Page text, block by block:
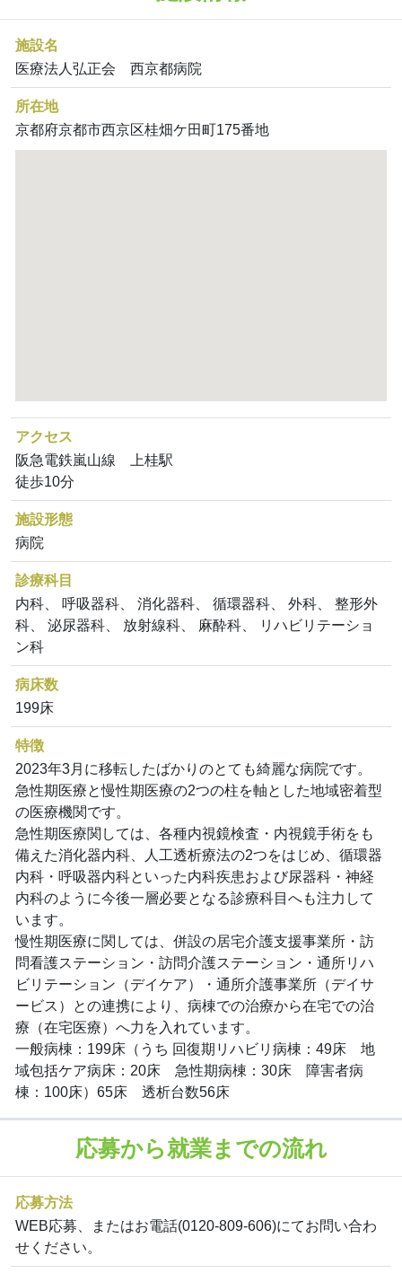
施設名
医療法人弘正会 西京都病院
所在地
京都府京都市西京区桂畑ケ田町175番地
アクセス
阪急電鉄嵐山線 上桂駅
徒歩10分
施設形態
病院
診療科目
内科、 呼吸器科、 消化器科、 循環器科、 外科、 整形外
科、 泌尿器科、 放射線科、 麻酔科、 リハビリテーショ
ン科
病床数
199床
特徴
2023年3月に移転したばかりのとても綺麗な病院です。
急性期医療と慢性期医療の2つの柱を軸とした地域密着型
の医療機関です。
急性期医療関しては、各種内視鏡検査・内視鏡手術をも
備えた消化器内科、人工透析療法の2つをはじめ、循環器
内科・呼吸器内科といった内科疾患および尿器科・神経
内科のように今後一層必要となる診療科目へも注力して
います。
慢性期医療に関しては、併設の居宅介護支援事業所・訪
問看護ステーション・訪問介護ステーション・通所リハ
ビリテーション（デイケア）・通所介護事業所（デイサ
ービス）との連携により、病棟での治療から在宅での治
療（在宅医療）へ力を入れています。
一般病棟：199床（うち 回復期リハビリ病棟：49床 地
域包括ケア病床：20床 急性期病棟：30床 障害者病
棟：100床）65床 透析台数56床
応募から就業までの流れ
応募方法
WEB応募、またはお電話(0120-809-606)にてお問い合わ
せください。